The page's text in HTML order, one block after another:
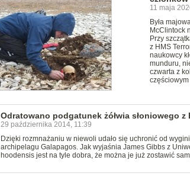
11 maja
Była
McClintock
Przy
z HMS
naukowcy
munduru,
czwarta z
Odratowano podgatunek żółwia słoniowego z
29 października 2014, 11:39
Dzięki rozmnażaniu w niewoli udało się uchronić od
archipelagu Galapagos. Jak wyjaśnia James Gibbs z
hoodensis jest na tyle dobra, że można je już zostawić